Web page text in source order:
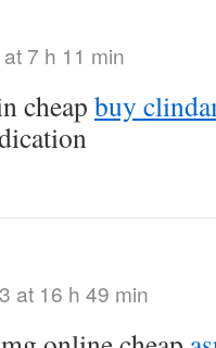
7 h 11 min
cheap buy
at 16 h 49 min